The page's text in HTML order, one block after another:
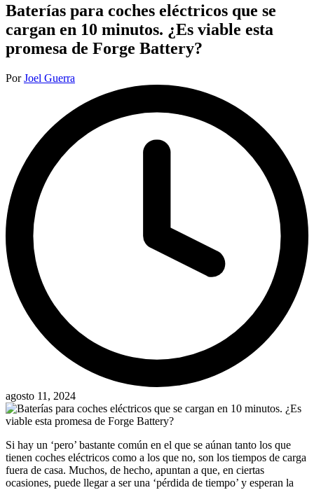
Baterías para coches eléctricos que se
cargan en 10 minutos. ¿Es viable esta
promesa de Forge Battery?
Publicado
PorJoel Guerra
agosto 11, 2024
Si hay un ‘pero’ bastante común en el que se aúnan tanto los que
tienen coches eléctricos como a los que no, son los tiempos de carga
fuera de casa. Muchos, de hecho, apuntan a que, en ciertas
ocasiones, puede llegar a ser una ‘pérdida de tiempo’ y esperan la